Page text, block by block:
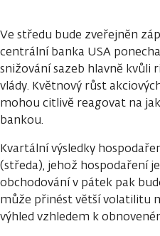
Ve středu bude zveřejněn
centrální banka USA
snižování sazeb hlavně kvůli
vlády. Květnový růst
mohou citlivě reagovat na
bankou.
Kvartální výsledky
(středa), jehož hospodaření
obchodování v pátek pak
může přinést větší volatilitu
výhled vzhledem k